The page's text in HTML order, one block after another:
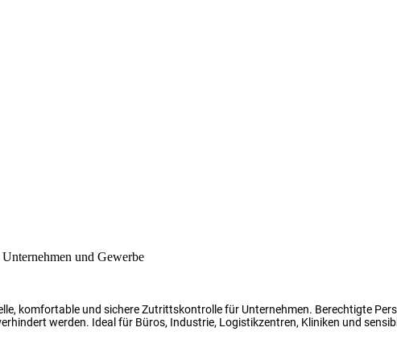
komfortable und sichere Zutrittskontrolle für Unternehmen. Berechtigte
werden. Ideal für Büros, Industrie, Logistikzentren, Kliniken und